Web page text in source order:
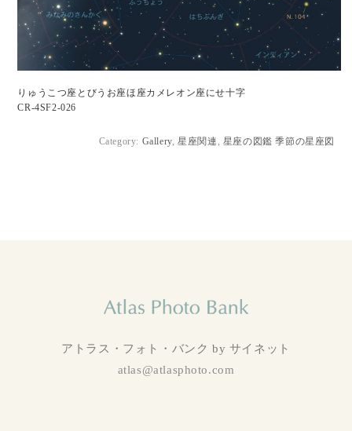
りゅうこつ座とびうお座ほ座カメレオン座にせ十字
CR-4SF2-026
Category: Gallery,星座関連 星座の図鑑 季節の星座図
アトラス・フォト・バンク by サイネット
atlas@atlasphoto.com